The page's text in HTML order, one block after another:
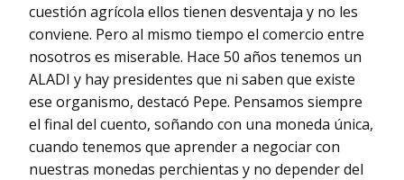
cuestión agrícola ellos tienen desventaja y no les
conviene. Pero al mismo tiempo el comercio entre
nosotros es miserable. Hace 50 años tenemos un
ALADI y hay presidentes que ni saben que existe
ese organismo, destacó Pepe. Pensamos siempre
el final del cuento, soñando con una moneda única,
cuando tenemos que aprender a negociar con
nuestras monedas perchientas y no depender del